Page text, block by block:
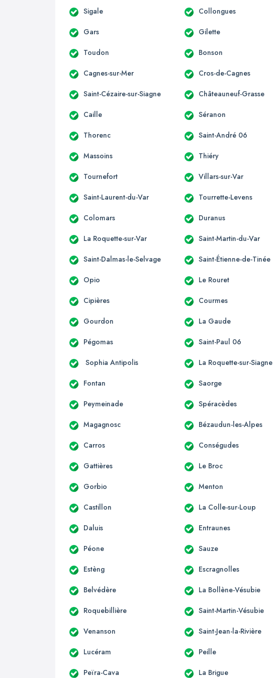
Sigale Collongues
Gars Gilette
Toudon Bonson
Cagnes-sur-Mer Cros-de-Cagnes
Saint-Cézaire-sur-Siagne Châteauneuf-Grasse
Caille Séranon
Thorenc Saint-André 06
Massoins Thiéry
Tournefort Villars-sur-Var
Saint-Laurent-du-Var Tourrette-Levens
Colomars Duranus
La Roquette-sur-Var Saint-Martin-du-Var
Saint-Dalmas-le-Selvage Saint-Étienne-de-Tinée
Opio Le Rouret
Cipières Courmes
Gourdon La Gaude
Pégomas Saint-Paul 06
Sophia Antipolis La Roquette-sur-Siagne
Fontan Saorge
Peymeinade Spéracèdes
Magagnosc Bézaudun-les-Alpes
Carros Conségudes
Gattières Le Broc
Gorbio Menton
Castillon La Colle-sur-Loup
Daluis Entraunes
Péone Sauze
Estèng Escragnolles
Belvédère La Bollène-Vésubie
Roquebillière Saint-Martin-Vésubie
Venanson Saint-Jean-la-Rivière
Lucéram Peille
Peïra-Cava La Brigue